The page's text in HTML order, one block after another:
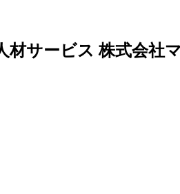
材サービス 株式会社